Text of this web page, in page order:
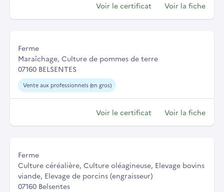
Voir le certificat Voir la fiche
Ferme
Maraîchage, Culture de pommes de terre
07160 BELSENTES
Vente aux professionnels (en gros)
Voir le certificat Voir la fiche
Ferme
Culture céréalière, Culture oléagineuse, Elevage bovins
viande, Elevage de porcins (engraisseur)
07160 Belsentes